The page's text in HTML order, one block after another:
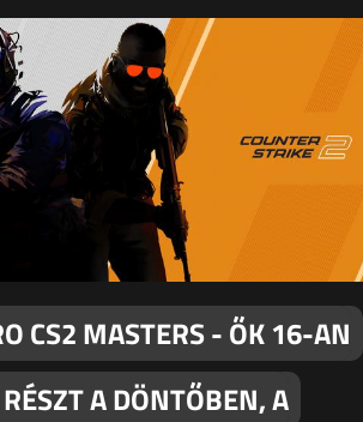
CS2 MASTERS - ŐK 16-AN
A DÖNTŐBEN, A